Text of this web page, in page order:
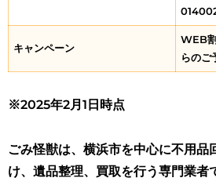
キャンペーン
WEB
らのご
※2025年2月1日時点
ごみ怪獣は、横浜市を中心に不用品
け、遺品整理、買取を行う専門業者